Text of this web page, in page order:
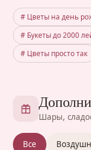
# Цветы на день
# Букеты до 2000
# Цветы просто так
Шары,
Все